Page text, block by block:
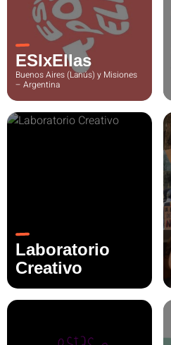
ESIxEllas
Buenos Aires (Lanús) y Misiones
– Argentina
Laboratorio
Creativo